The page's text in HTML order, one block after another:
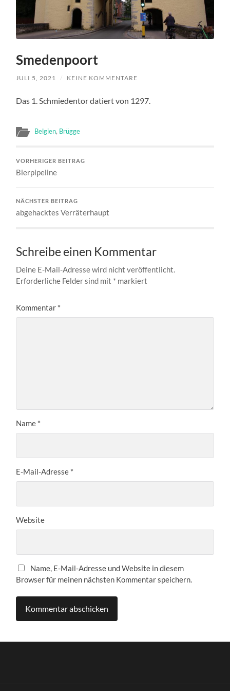
Smedenpoort
JULI 5, 2021 / KEINE KOMMENTARE
Das 1. Schmiedentor datiert von 1297.
Belgien, Brügge
VORHERIGER BEITRAG
Bierpipeline
NÄCHSTER BEITRAG
abgehacktes Verräterhaupt
Schreibe einen Kommentar
Deine E-Mail-Adresse wird nicht veröffentlicht.
Erforderliche Felder sind mit * markiert
Kommentar *
Name *
E-Mail-Adresse *
Website
Name, E-Mail-Adresse und Website in diesem
Browser für meinen nächsten Kommentar speichern.